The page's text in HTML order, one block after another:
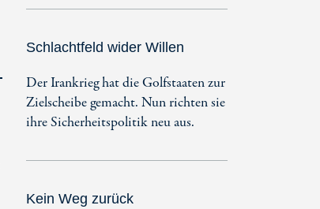
Schlachtfeld wider Willen
Der Irankrieg hat die Golfstaaten zur
Zielscheibe gemacht. Nun richten sie
ihre Sicherheitspolitik neu aus.
Kein Weg zurück